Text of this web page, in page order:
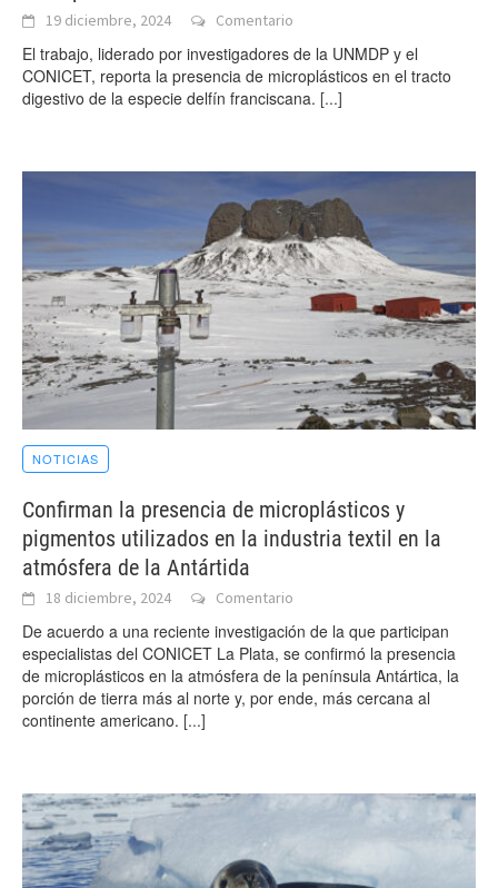
19 diciembre, 2024 Comentario
El trabajo, liderado por investigadores de la UNMDP y el
CONICET, reporta la presencia de microplásticos en el tracto
digestivo de la especie delfín franciscana. [...]
NOTICIAS
Confirman la presencia de microplásticos y
pigmentos utilizados en la industria textil en la
atmósfera de la Antártida
18 diciembre, 2024 Comentario
De acuerdo a una reciente investigación de la que participan
especialistas del CONICET La Plata, se confirmó la presencia
de microplásticos en la atmósfera de la península Antártica, la
porción de tierra más al norte y, por ende, más cercana al
continente americano. [...]